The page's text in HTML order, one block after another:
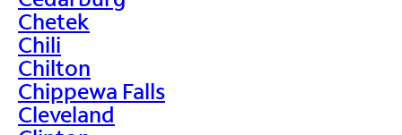
Chetek
Chili
Chilton
Chippewa Falls
Cleveland